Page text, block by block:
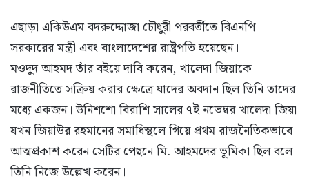
এছাড়া একিউএম বদরুদ্দোজা চৌধুরী পরবর্তীতে বিএনপি
সরকারের মন্ত্রী এবং বাংলাদেশের রাষ্ট্রপতি হয়েছেন।
মওদুদ আহমদ তাঁর বইয়ে দাবি করেন, খালেদা জিয়াকে
রাজনীতিতে সক্রিয় করার ক্ষেত্রে যাদের অবদান ছিল তিনি তাদের
মধ্যে একজন। উনিশশো বিরাশি সালের ৭ই নভেম্বর খালেদা জিয়া
যখন জিয়াউর রহমানের সমাধিস্থলে গিয়ে প্রথম রাজনৈতিকভাবে
আত্মপ্রকাশ করেন সেটির পেছনে মি. আহমদের ভূমিকা ছিল বলে
তিনি নিজে উল্লেখ করেন।